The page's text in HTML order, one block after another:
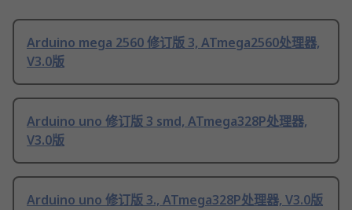
Arduino mega 2560 修订版 3, ATmega2560处理器,
V3.0版
Arduino uno 修订版 3 smd, ATmega328P处理器,
V3.0版
Arduino uno 修订版 3., ATmega328P处理器, V3.0版